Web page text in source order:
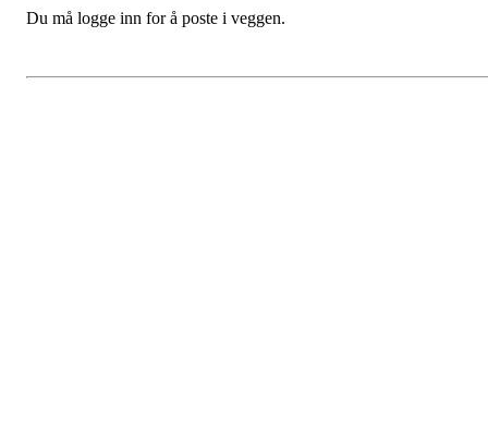
Du må logge inn for å poste i veggen.